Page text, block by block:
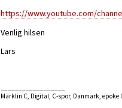
https://www.youtube.com/
Venlig hilsen
Lars
Märklin C, Digital, C-spor, Danmark, epoke